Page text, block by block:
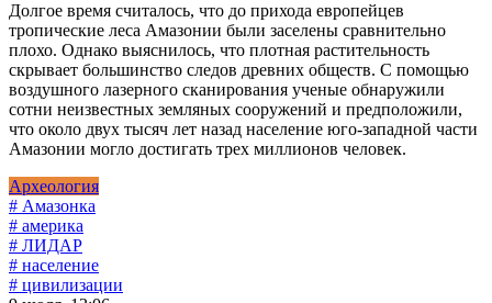
Долгое время считалось, что до прихода европейцев
тропические леса Амазонии были заселены сравнительно
плохо. Однако выяснилось, что плотная растительность
скрывает большинство следов древних обществ. С помощью
воздушного лазерного сканирования ученые обнаружили
сотни неизвестных земляных сооружений и предположили,
что около двух тысяч лет назад население юго-западной части
Амазонии могло достигать трех миллионов человек.
Археология
# Амазонка
# америка
# ЛИДАР
# население
# цивилизации